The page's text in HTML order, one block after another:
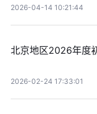
2026-04-14 10:21:44
北京地区2026年度
2026-02-24 17:33:01